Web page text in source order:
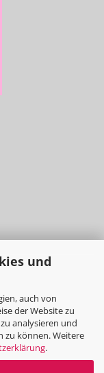
und
auch von
der Website zu
analysieren und
zu können. Weitere
.